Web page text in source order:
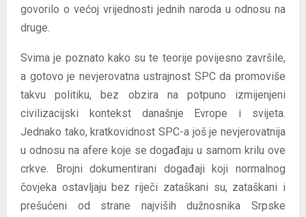
govorilo o većoj vrijednosti jednih naroda u odnosu na
druge.
Svima je poznato kako su te teorije povijesno završile,
a gotovo je nevjerovatna ustrajnost SPC da promoviše
takvu politiku, bez obzira na potpuno izmijenjeni
civilizacijski kontekst današnje Evrope i svijeta.
Jednako tako, kratkovidnost SPC-a još je nevjerovatnija
u odnosu na afere koje se događaju u samom krilu ove
crkve. Brojni dokumentirani događaji koji normalnog
čovjeka ostavljaju bez riječi zataškani su, zataškani i
prešućeni od strane najviših dužnosnika Srpske